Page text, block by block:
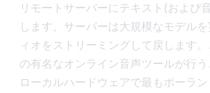
リモートサーバーにテキスト(および
します。サーバーは大規模なモデル
ィオをストリーミングして戻します
の有名なオンライン音声ツールが行
ローカルハードウェアで最もポーラ